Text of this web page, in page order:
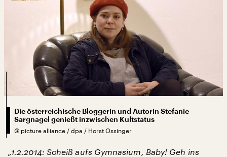
Die österreichische Bloggerin und Autorin Stefanie
Sargnagel genießt inzwischen Kultstatus
© picture alliance / dpa / Horst Ossinger
„1.2.2014: Scheiß aufs Gymnasium, Baby! Geh ins